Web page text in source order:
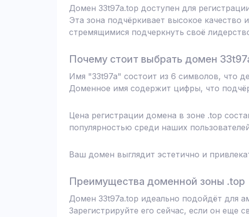
Домен 33t97a.top доступен для
Эта зона подчёркивает высокое качество
стремящимися подчеркнуть своё
Почему стоит выбрать домен
Имя "33t97a" состоит из 6 символов, что
Доменное имя содержит цифры, что
Цена регистрации домена в зоне .top
популярностью среди наших
Ваш домен выглядит эстетично и
Преимущества доменной зоны .top
Домен 33t97a.top идеально подойдёт для
Зарегистрируйте его сейчас, если он еще